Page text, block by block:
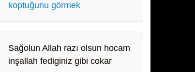
koptuğunu görmek
Sağolun Allah razı olsun hocam
inşallah fediginiz gibi cokar